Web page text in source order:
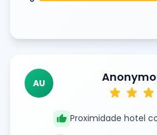
AU
star star star
thumb_up Proximidade hotel